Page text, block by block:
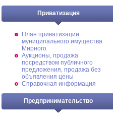
Приватизация
План приватизации
муниципального имущества
Мирного
Аукционы, продажа
посредством публичного
предложения, продажа без
объявления цены
Справочная информация
Предпринимательство